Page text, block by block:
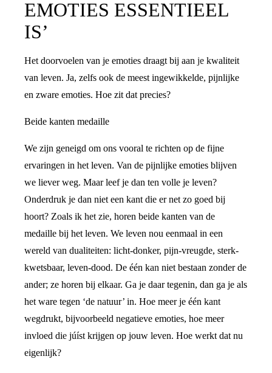
EMOTIES ESSENTIEEL
IS’
Het doorvoelen van je emoties draagt bij aan je kwaliteit
van leven. Ja, zelfs ook de meest ingewikkelde, pijnlijke
en zware emoties. Hoe zit dat precies?
Beide kanten medaille
We zijn geneigd om ons vooral te richten op de fijne
ervaringen in het leven. Van de pijnlijke emoties blijven
we liever weg. Maar leef je dan ten volle je leven?
Onderdruk je dan niet een kant die er net zo goed bij
hoort? Zoals ik het zie, horen beide kanten van de
medaille bij het leven. We leven nou eenmaal in een
wereld van dualiteiten: licht-donker, pijn-vreugde, sterk-
kwetsbaar, leven-dood. De één kan niet bestaan zonder de
ander; ze horen bij elkaar. Ga je daar tegenin, dan ga je als
het ware tegen ‘de natuur’ in. Hoe meer je één kant
wegdrukt, bijvoorbeeld negatieve emoties, hoe meer
invloed die júíst krijgen op jouw leven. Hoe werkt dat nu
eigenlijk?